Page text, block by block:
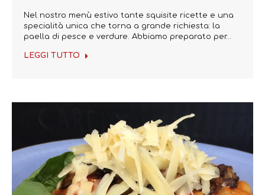
Nel nostro menù estivo tante squisite ricette e una
specialità unica che torna a grande richiesta: la
paella di pesce e verdure. Abbiamo preparato per…
LEGGI TUTTO